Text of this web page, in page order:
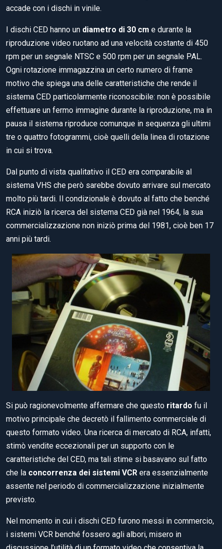
accade con i dischi in vinile.
I dischi CED hanno un diametro di 30 cm e durante la
riproduzione video ruotano ad una velocità costante di 450
rpm per un segnale NTSC e 500 rpm per un segnale PAL.
Ogni rotazione immagazzina un certo numero di frame
motivo che spiega una delle caratteristiche che rende il
sistema CED particolarmente riconoscibile: non è possibile
effettuare un fermo immagine durante la riproduzione, ma in
pausa il sistema riproduce comunque in sequenza gli ultimi
tre o quattro fotogrammi, cioè quelli della linea di rotazione
in cui si trova.
Dal punto di vista qualitativo il CED era comparabile al
sistema VHS che però sarebbe dovuto arrivare sul mercato
molto più tardi. Il condizionale è dovuto al fatto che benché
RCA iniziò la ricerca del sistema CED già nel 1964, la sua
commercializzazione non iniziò prima del 1981, cioè ben 17
anni più tardi.
Si può ragionevolmente affermare che questo ritardo fu il
motivo principale che decretò il fallimento commerciale di
questo formato video. Una ricerca di mercato di RCA, infatti,
stimò vendite eccezionali per un supporto con le
caratteristiche del CED, ma tali stime si basavano sul fatto
che la concorrenza dei sistemi VCR era essenzialmente
assente nel periodo di commercializzazione inizialmente
previsto.
Nel momento in cui i dischi CED furono messi in commercio,
i sistemi VCR benché fossero agli albori, misero in